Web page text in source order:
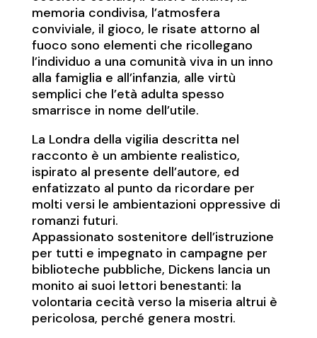
memoria condivisa, l’atmosfera
conviviale, il gioco, le risate attorno al
fuoco sono elementi che ricollegano
l’individuo a una comunità viva in un inno
alla famiglia e all’infanzia, alle virtù
semplici che l’età adulta spesso
smarrisce in nome dell’utile.
La Londra della vigilia descritta nel
racconto è un ambiente realistico,
ispirato al presente dell’autore, ed
enfatizzato al punto da ricordare per
molti versi le ambientazioni oppressive di
romanzi futuri.
Appassionato sostenitore dell’istruzione
per tutti e impegnato in campagne per
biblioteche pubbliche, Dickens lancia un
monito ai suoi lettori benestanti: la
volontaria cecità verso la miseria altrui è
pericolosa, perché genera mostri.